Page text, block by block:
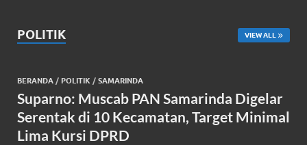
POLITIK VIEW ALL
BERANDA / POLITIK / SAMARINDA
Suparno: Muscab PAN Samarinda Digelar
Serentak di 10 Kecamatan, Target Minimal
Lima Kursi DPRD